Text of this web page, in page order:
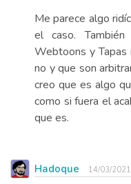
Me parece algo
el caso.
Webtoons y
no y que son
creo que es algo
como si fuera el
que es.
Hadoque 14/03/